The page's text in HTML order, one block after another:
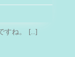
すね。 […]